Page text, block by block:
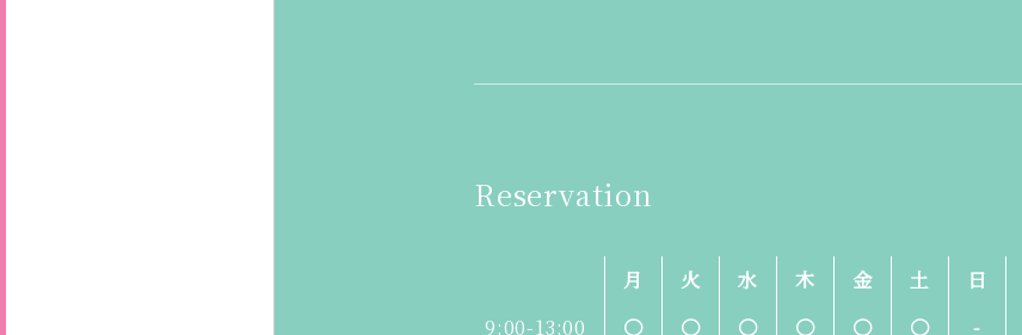
Reservation
月 火 水 木 金 土
日
9:00-13:00
〇 〇 〇 〇 〇 〇 -